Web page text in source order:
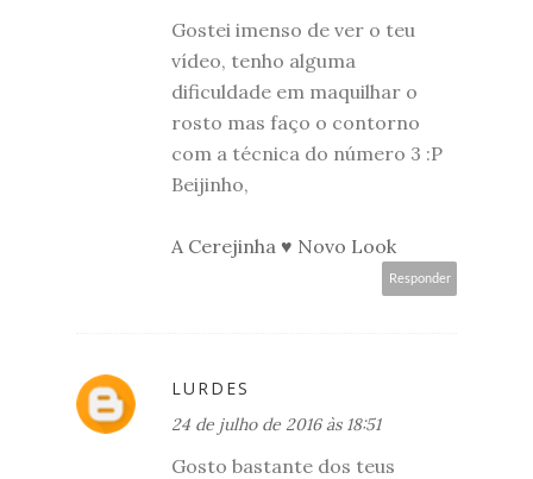
Gostei imenso de ver o teu
vídeo, tenho alguma
dificuldade em maquilhar o
rosto mas faço o contorno
com a técnica do número 3 :P
Beijinho,
A Cerejinha ♥ Novo Look
Responder
LURDES
24 de julho de 2016 às 18:51
Gosto bastante dos teus